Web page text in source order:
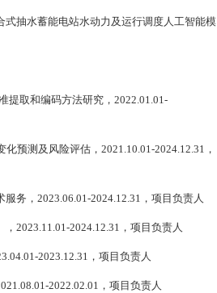
抽水蓄能电站水动力及运行调度人工智能模
提取和编码方法研究， 2022.01.01-
化预测及风险评估， 2021.10.01-2024.12.31 ，
务， 2023.06.01-2024.12.31 ，项目负责人
， 2023.11.01-2024.12.31 ，项目负责人
1-2023.12.31 ，项目负责人
021.08.01-2022.02.01 ，项目负责人